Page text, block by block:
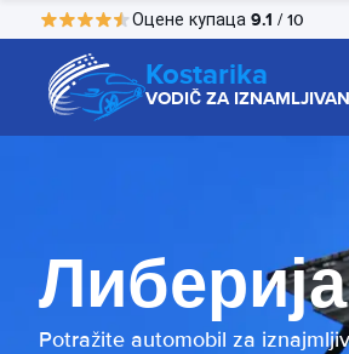
Оцене купаца 9.1 / 10
Kostarika
VODIČ ZA
Potražite automobil za